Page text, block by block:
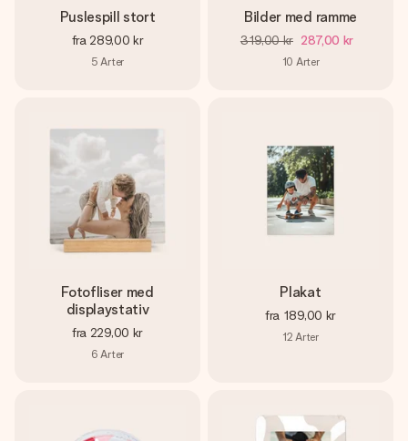
Puslespill stort
fra 289,00 kr
5 Arter
Bilder med ramme
319,00 kr 287,00 kr
10 Arter
Fotofliser med
displaystativ
fra 229,00 kr
6 Arter
Plakat
fra 189,00 kr
12 Arter